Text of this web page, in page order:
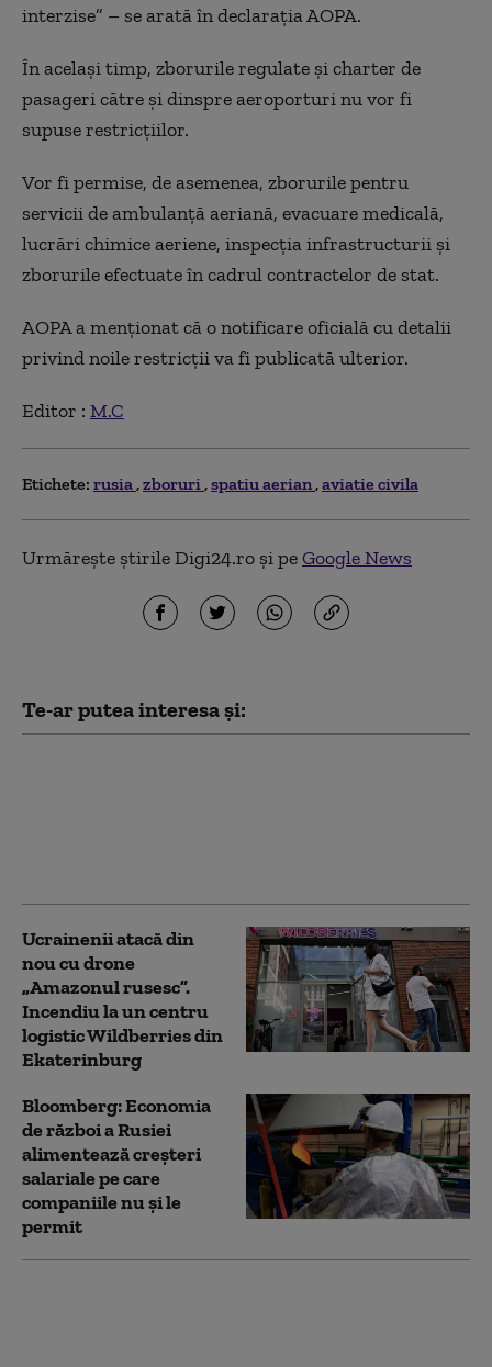
interzise” – se arată în declarația AOPA.
În același timp, zborurile regulate și charter de
pasageri către și dinspre aeroporturi nu vor fi
supuse restricțiilor.
Vor fi permise, de asemenea, zborurile pentru
servicii de ambulanță aeriană, evacuare medicală,
lucrări chimice aeriene, inspecția infrastructurii și
zborurile efectuate în cadrul contractelor de stat.
AOPA a menționat că o notificare oficială cu detalii
privind noile restricții va fi publicată ulterior.
Editor : M.C
Etichete: rusia zboruri spatiu aerian aviatie civila
Urmărește știrile Digi24.ro și peGoogle News
Te-ar putea interesa și:
Ucrainenii atacă din
nou cu drone
„Amazonul rusesc”.
Incendiu la un centru
logistic Wildberries din
Ekaterinburg
Bloomberg: Economia
de război a Rusiei
alimentează creşteri
salariale pe care
companiile nu şi le
permit